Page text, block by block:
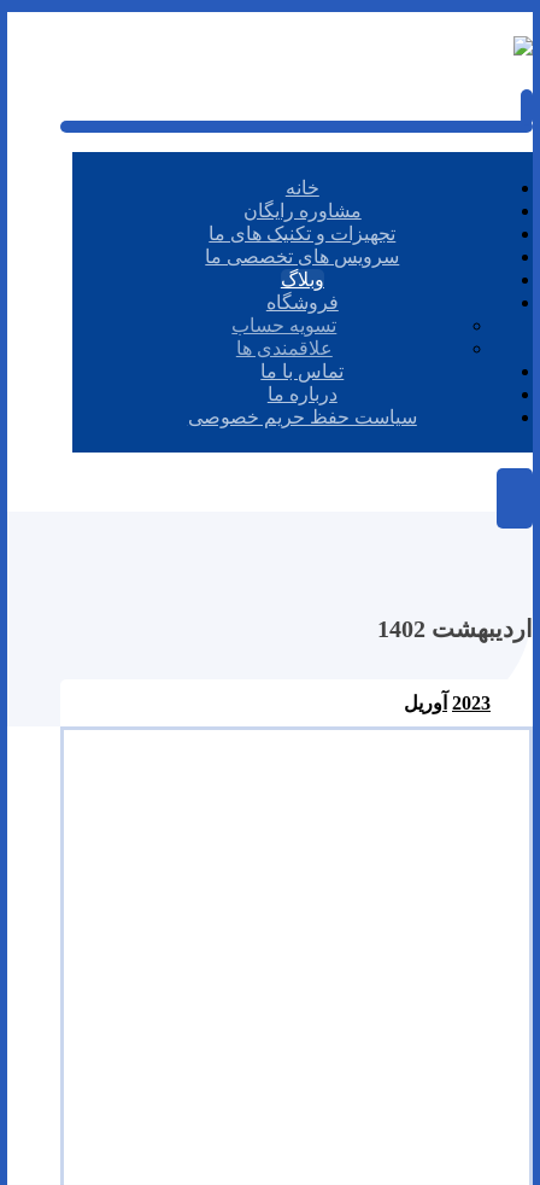
خانه
مشاوره رایگان
تجهیزات و تکنیک های ما
سرویس های تخصصی ما
وبلاگ
فروشگاه
تسویه حساب
علاقمندی ها
تماس با ما
درباره ما
سیاست حفظ حریم خصوصی
اردیبهشت 1402
2023 آوریل